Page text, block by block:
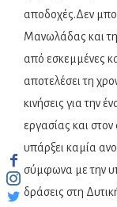
αποδοχές.Δεν
Μανωλάδας και
από εσκεμμένες
αποτελέσει τη
κινήσεις για την
εργασίας και στον
υπάρξει καμία
σύμφωνα με την
δράσεις στη